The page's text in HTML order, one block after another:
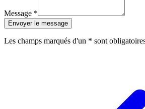
Message *
Envoyer le message
Les champs marqués d'un * sont